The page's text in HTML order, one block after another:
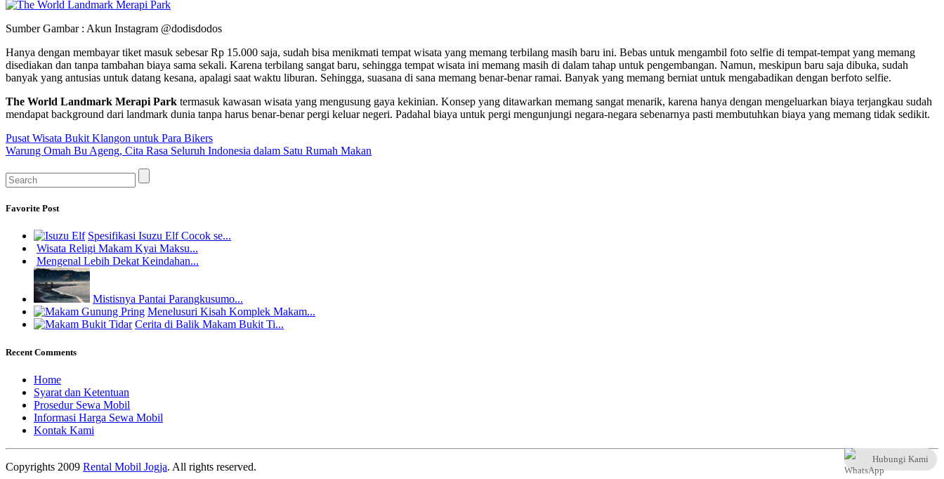
Sumber Gambar : Akun Instagram @dodisdodos
Hanya dengan membayar tiket masuk sebesar Rp 15.000 saja, sudah bisa menikmati tempat wisata yang memang terbilang masih baru ini. Bebas untuk mengambil foto selfie di tempat-tempat yang memang
disediakan dan tanpa tambahan biaya sama sekali. Karena terbilang sangat baru, sehingga tempat wisata ini memang masih di dalam tahap untuk pengembangan. Namun, meskipun baru saja dibuka, sudah
banyak yang antusias untuk datang kesana, apalagi saat waktu liburan. Sehingga, suasana di sana memang benar-benar ramai. Banyak yang memang berniat untuk mengabadikan dengan berfoto selfie.
The World Landmark Merapi Park termasuk kawasan wisata yang mengusung gaya kekinian. Konsep yang ditawarkan memang sangat menarik, karena hanya dengan mengeluarkan biaya terjangkau sudah
mendapat background dari landmark dunia tanpa harus benar-benar pergi keluar negeri. Padahal biaya untuk pergi mengunjungi negara-negara sebenarnya pasti membutuhkan biaya yang memang tidak sedikit.
Pusat Wisata Bukit Klangon untuk Para Bikers
Warung Omah Bu Ageng, Cita Rasa Seluruh Indonesia dalam Satu Rumah Makan
Favorite Post
Spesifikasi Isuzu Elf Cocok se...
Wisata Religi Makam Kyai Maksu...
Mengenal Lebih Dekat Keindahan...
Mistisnya Pantai Parangkusumo...
Menelusuri Kisah Komplek Makam...
Cerita di Balik Makam Bukit Ti...
Recent Comments
Home
Syarat dan Ketentuan
Prosedur Sewa Mobil
Informasi Harga Sewa Mobil
Kontak Kami
Copyrights 2009 Rental Mobil Jogja. All rights reserved.
Hubungi Kami